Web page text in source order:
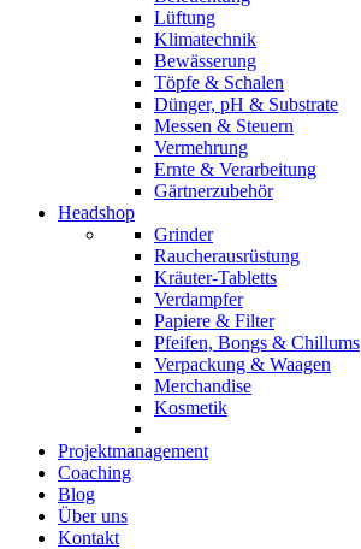
Lüftung
Klimatechnik
Bewässerung
Töpfe & Schalen
Dünger, pH & Substrate
Messen & Steuern
Vermehrung
Ernte & Verarbeitung
Gärtnerzubehör
Headshop
Grinder
Raucherausrüstung
Kräuter-Tabletts
Verdampfer
Papiere & Filter
Pfeifen, Bongs & Chillums
Verpackung & Waagen
Merchandise
Kosmetik
Projektmanagement
Coaching
Blog
Über uns
Kontakt